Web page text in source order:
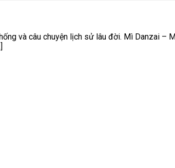
và câu chuyện lịch sử lâu đời. Mì Danzai